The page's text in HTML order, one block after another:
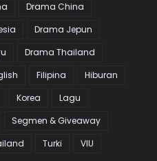
Drama China
Drama Jepun
Drama Thailand
Filipina
Hiburan
Korea
Lagu
Segmen & Giveaway
Turki VIU